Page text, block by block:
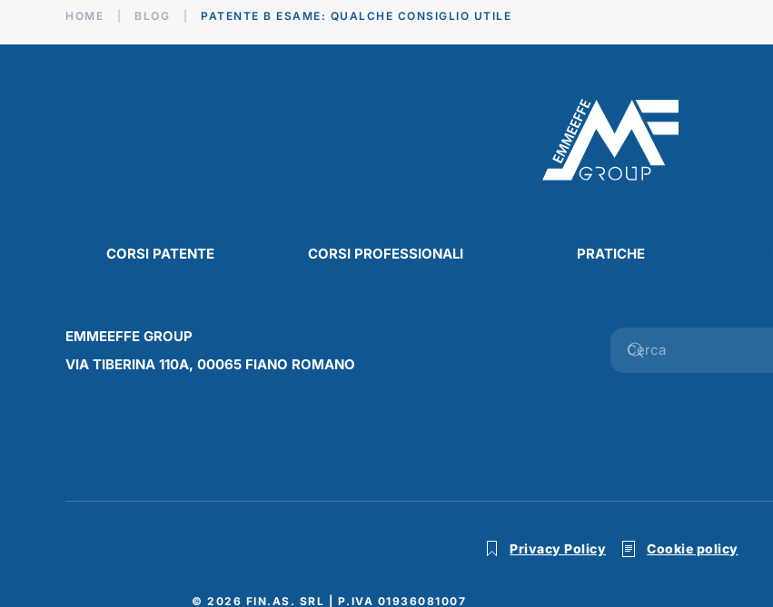
HOME BLOG PATENTE B ESAME: QUALCHE CONSIGLIO UTILE
CORSI PATENTE CORSI PROFESSIONALI PRATICHE
EMMEEFFE GROUP
VIA TIBERINA 110A, 00065 FIANO ROMANO
Privacy Policy Cookie policy
© 2026 FIN.AS. SRL | P.IVA 01936081007